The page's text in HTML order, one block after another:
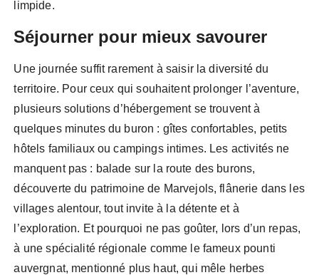
limpide.
Séjourner pour mieux savourer
Une journée suffit rarement à saisir la diversité du
territoire. Pour ceux qui souhaitent prolonger l’aventure,
plusieurs solutions d’hébergement se trouvent à
quelques minutes du buron : gîtes confortables, petits
hôtels familiaux ou campings intimes. Les activités ne
manquent pas : balade sur la route des burons,
découverte du patrimoine de Marvejols, flânerie dans les
villages alentour, tout invite à la détente et à
l’exploration. Et pourquoi ne pas goûter, lors d’un repas,
à une spécialité régionale comme le fameux pounti
auvergnat, mentionné plus haut, qui mêle herbes